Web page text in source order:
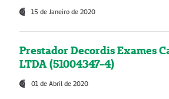
15 de Janeiro de 2020
Prestador Decordis Exames
LTDA (51004347-4)
01 de Abril de 2020